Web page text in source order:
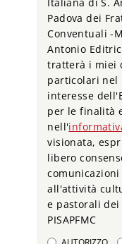
Padova dei
Conventuali -
Antonio
tratterà i miei
particolari nel
interesse
per le finalità
nell'
visionata,
libero
all'attività
e pastorali
PISAPFMC